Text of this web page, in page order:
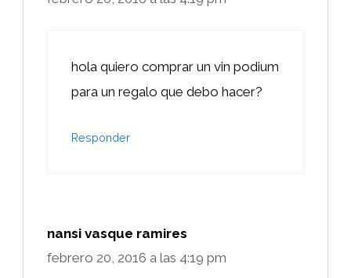
hola quiero comprar un vin podium
para un regalo que debo hacer?
Responder
nansi vasque ramires
febrero 20, 2016 a las 4:19 pm